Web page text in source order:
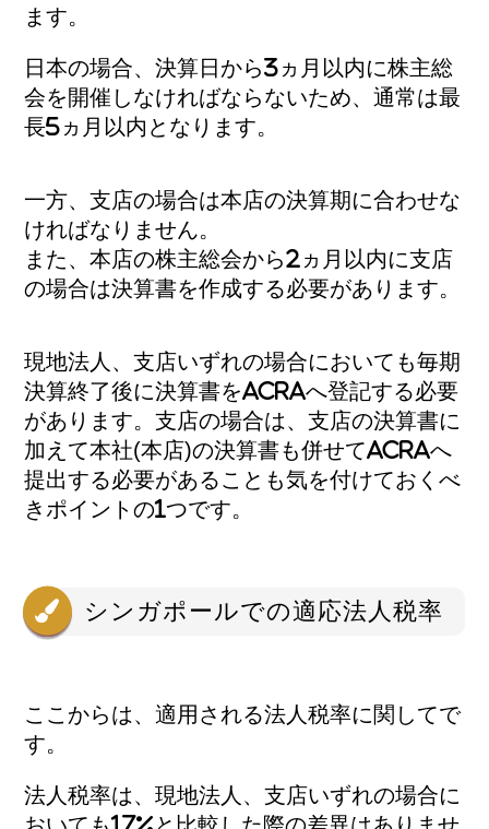
ます。
日本の場合、決算日から3ヵ月以内に株主総
会を開催しなければならないため、通常は最
長5ヵ月以内となります。
一方、支店の場合は本店の決算期に合わせな
ければなりません。
また、本店の株主総会から2ヵ月以内に支店
の場合は決算書を作成する必要があります。
現地法人、支店いずれの場合においても毎期
決算終了後に決算書をACRAへ登記する必要
があります。支店の場合は、支店の決算書に
加えて本社(本店)の決算書も併せてACRAへ
提出する必要があることも気を付けておくべ
きポイントの1つです。
シンガポールでの適応法人税率
ここからは、適用される法人税率に関してで
す。
法人税率は、現地法人、支店いずれの場合に
おいても17%と比較した際の差異はありませ